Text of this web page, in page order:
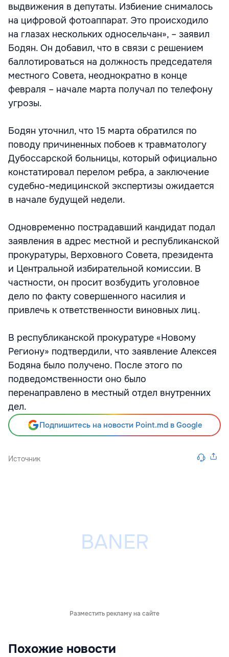
выдвижения в депутаты. Избиение снималось
на цифровой фотоаппарат. Это происходило
на глазах нескольких односельчан», – заявил
Бодян. Он добавил, что в связи с решением
баллотироваться на должность председателя
местного Совета, неоднократно в конце
февраля – начале марта получал по телефону
угрозы.
Бодян уточнил, что 15 марта обратился по
поводу причиненных побоев к травматологу
Дубоссарской больницы, который официально
констатировал перелом ребра, а заключение
судебно-медицинской экспертизы ожидается
в начале будущей недели.
Одновременно пострадавший кандидат подал
заявления в адрес местной и республиканской
прокуратуры, Верховного Совета, президента
и Центральной избирательной комиссии. В
частности, он просит возбудить уголовное
дело по факту совершенного насилия и
привлечь к ответственности виновных лиц.
В республиканской прокуратуре «Новому
Региону» подтвердили, что заявление Алексея
Бодяна было получено. После этого по
подведомственности оно было
перенаправлено в местный отдел внутренних
дел.
Подпишитесь на новости Point.md в Google
Источник
Разместить рекламу на сайте
Похожие новости